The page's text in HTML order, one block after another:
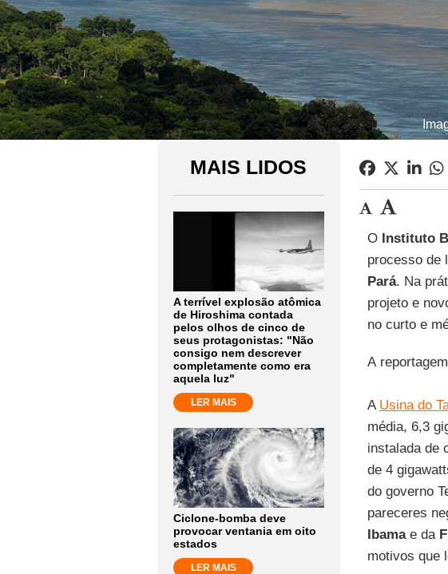
MAIS LIDOS
A terrível explosão atômica
de Hiroshima contada
pelos olhos de cinco de
seus protagonistas: "Não
consigo nem descrever
completamente como era
aquela luz"
LER MAIS
Ciclone-bomba deve
provocar ventania em oito
estados
LER MAIS
O Instituto
processo de
Pará. Na
projeto e
no curto e
A
A Usina do
média, 6,3
instalada de
de 4
do governo
pareceres
Ibamae da
motivos que